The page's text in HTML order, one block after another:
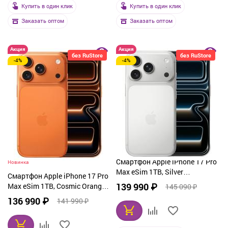
Купить в один клик
Заказать оптом
Купить в один клик
Заказать оптом
без RuStore
Акция
-4%
Новинка
Смартфон Apple iPhone 17 Pro
Max eSim 1TB, Cosmic Orange
(оранжевый)
136 990 ₽ 141 990 ₽
без RuStore
Акция
-4%
Смартфон Apple iPhone 17 Pro
Max eSim 1TB, Silver
(серебристый)
139 990 ₽ 145 090 ₽